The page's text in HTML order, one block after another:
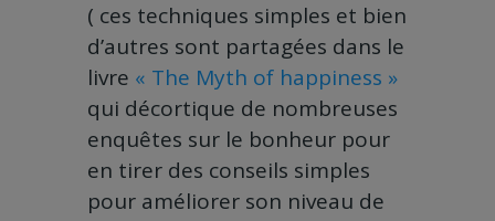
( ces techniques simples et bien
d’autres sont partagées dans le
livre « The Myth of happiness »
qui décortique de nombreuses
enquêtes sur le bonheur pour
en tirer des conseils simples
pour améliorer son niveau de